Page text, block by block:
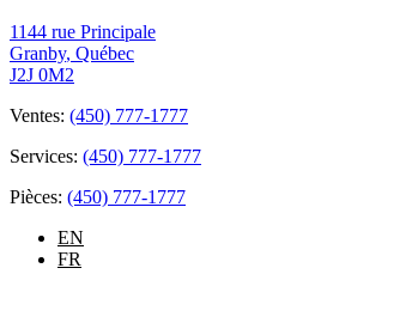
1144 rue Principale
Granby, Québec
J2J 0M2
Ventes: (450) 777-1777
Services: (450) 777-1777
Pièces: (450) 777-1777
EN
FR